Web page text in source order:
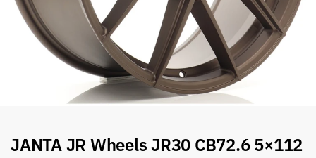
JANTA JR Wheels JR30 CB72.6 5×112